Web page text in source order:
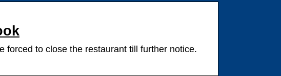
forced to close the restaurant till further notice.